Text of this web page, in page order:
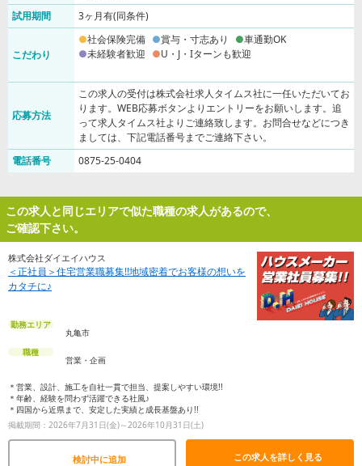
試用期間
3ヶ月有(同条件)
こだわり
社会保険完備 賞与・寸志あり
車通勤OK
未経験者歓迎
U・J・Iターンも歓迎
応募方法
この求人の受付は株式会社求人タイムス社に一任いただいてお
ります。WEB応募ボタンよりエントリーをお願いします。追
って求人タイムス社よりご連絡致します。お問合せなどにつき
ましては、下記電話番号までご連絡下さい。
電話番号
0875-25-0404
この求人と同じエリアで似た職種の求人があるので、
ご確認下さい。
株式会社ダイエイハウス
＜正社員＞住宅営業職募集!!地域密着でお客様の想いを
カタチに♪
勤務エリア
丸亀市
職種
営業・企画
＊営業、設計、施工を自社一貫で担当、提案しやすい環境!!
＊年齢、経験を問わず活躍できる社風♪
＊四国から近県まで、安定した実績と成長基盤あり!!
掲載期間：2026年7月31日(金)～2026年10月31日(土)
検討中に追加 この求人を詳しく見る